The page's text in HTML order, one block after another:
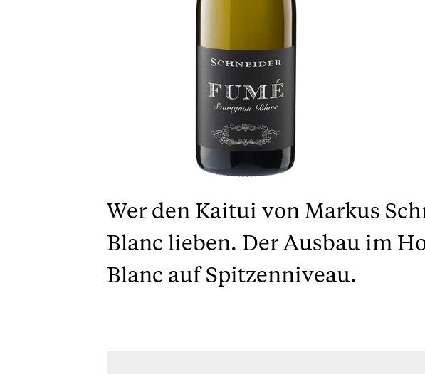
Wer den Kaitui von Markus
Blanc lieben. Der Ausbau im
Blanc auf Spitzenniveau.